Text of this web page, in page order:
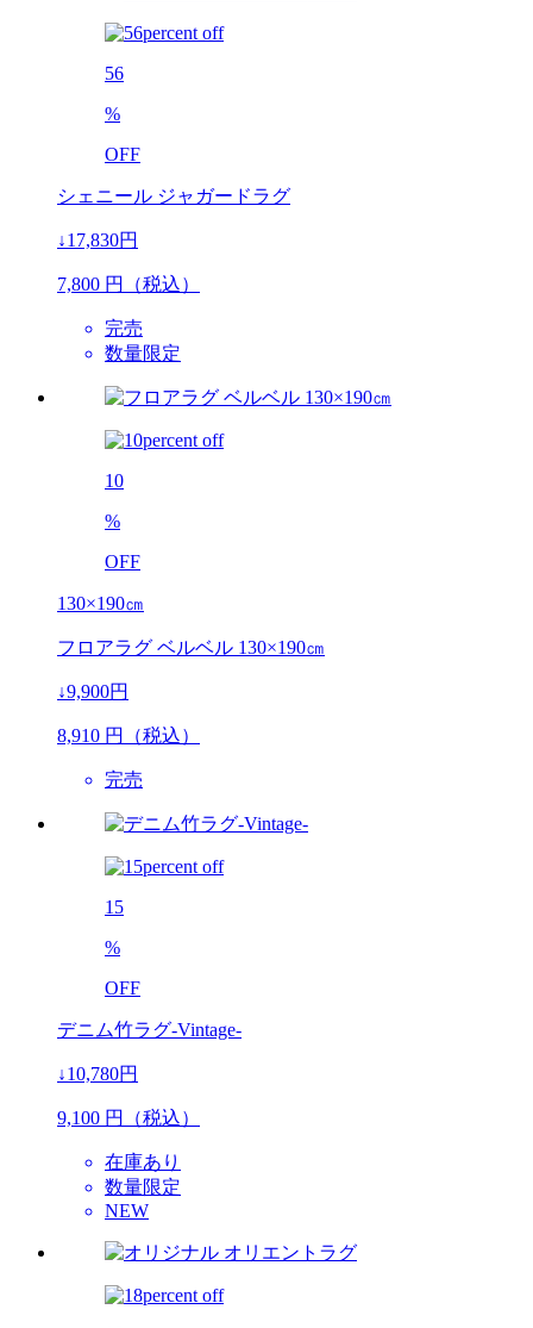
56
%
OFF
シェニール ジャガードラグ
↓17,830円
7,800 円（税込）
完売
数量限定
10
%
OFF
130×190㎝
フロアラグ ベルベル 130×190㎝
↓9,900円
8,910 円（税込）
完売
15
%
OFF
デニム竹ラグ-Vintage-
↓10,780円
9,100 円（税込）
在庫あり
数量限定
NEW